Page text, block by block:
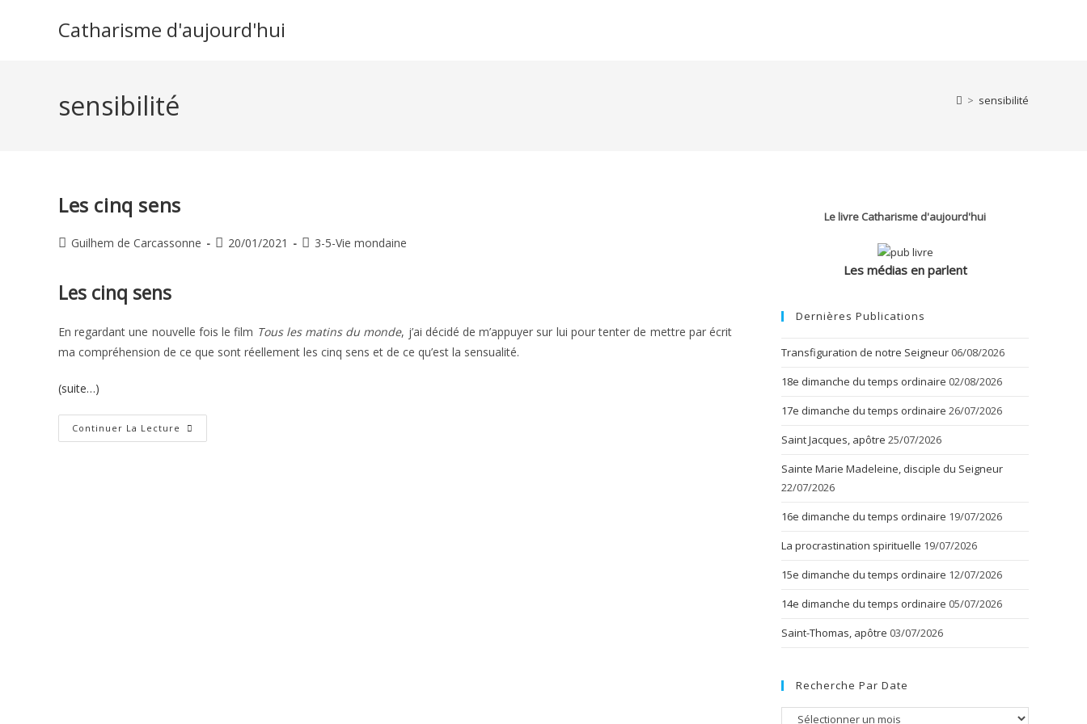
Catharisme d'aujourd'hui
sensibilité > sensibilité
Les cinq sens
Auteur/autrice
publication :
Guilhem de Carcassonne
Publication
20/01/2021
Post3-5-Vie mondaine
Les cinq sens
En regardant une nouvelle fois le film Tous les matins du monde, j’ai décidé de m’appuyer sur lui pour tenter de mettre par écrit
ma compréhension de ce que sont réellement les cinq sens et de ce qu’est la sensualité.
(suite…)
Continuer La Lecture Les
Cinq
Le livre Catharisme d'aujourd'hui
Les médias en parlent
Dernières Publications
Transfiguration de notre Seigneur 06/08/2026
18e dimanche du temps ordinaire 02/08/2026
17e dimanche du temps ordinaire 26/07/2026
Saint Jacques, apôtre 25/07/2026
Sainte Marie Madeleine, disciple du Seigneur
22/07/2026
16e dimanche du temps ordinaire 19/07/2026
La procrastination spirituelle 19/07/2026
15e dimanche du temps ordinaire 12/07/2026
14e dimanche du temps ordinaire 05/07/2026
Saint-Thomas, apôtre 03/07/2026
Recherche Par Date
Recherche